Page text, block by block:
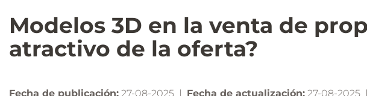
Modelos 3D en la venta de
atractivo de la oferta?
Fecha de publicación: 27-08-2025 | Fecha de actualización: 27-08-2025 |